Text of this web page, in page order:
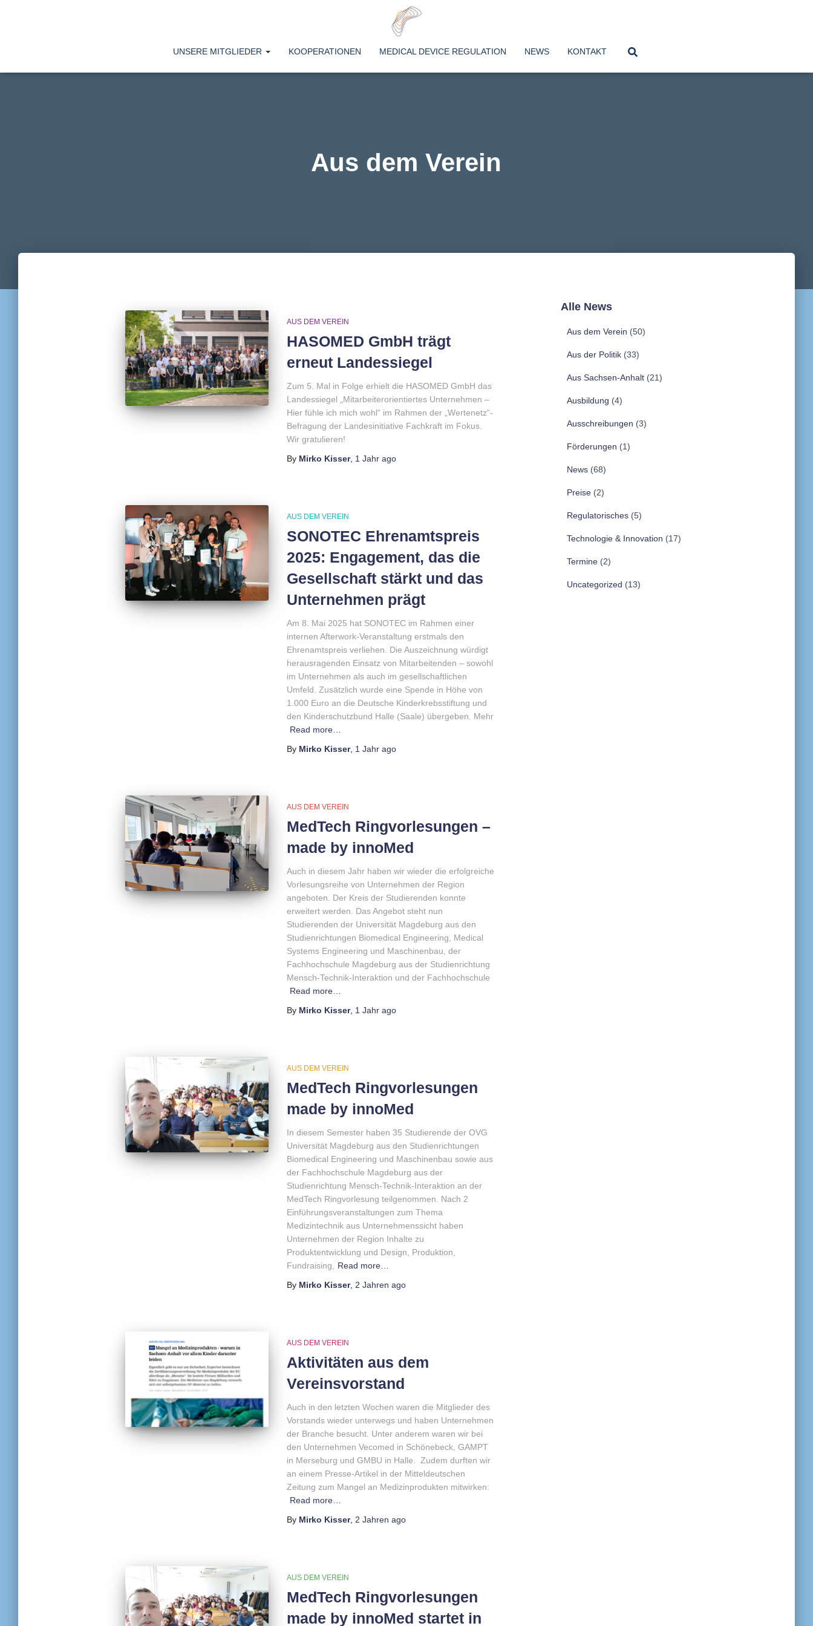
UNSERE MITGLIEDER KOOPERATIONEN MEDICAL DEVICE REGULATION NEWS KONTAKT
Aus dem Verein
AUS DEM VEREIN
HASOMED GmbH trägt
erneut Landessiegel
Zum 5. Mal in Folge erhielt die HASOMED GmbH das
Landessiegel „Mitarbeiterorientiertes Unternehmen –
Hier fühle ich mich wohl“ im Rahmen der „Wertenetz“-
Befragung der Landesinitiative Fachkraft im Fokus.
Wir gratulieren!
By Mirko Kisser, 1 Jahrago
AUS DEM VEREIN
SONOTEC Ehrenamtspreis
2025: Engagement, das die
Gesellschaft stärkt und das
Unternehmen prägt
Am 8. Mai 2025 hat SONOTEC im Rahmen einer
internen Afterwork-Veranstaltung erstmals den
Ehrenamtspreis verliehen. Die Auszeichnung würdigt
herausragenden Einsatz von Mitarbeitenden – sowohl
im Unternehmen als auch im gesellschaftlichen
Umfeld. Zusätzlich wurde eine Spende in Höhe von
1.000 Euro an die Deutsche Kinderkrebsstiftung und
den Kinderschutzbund Halle (Saale) übergeben. Mehr
Read more…
By Mirko Kisser, 1 Jahrago
AUS DEM VEREIN
MedTech Ringvorlesungen –
made by innoMed
Auch in diesem Jahr haben wir wieder die erfolgreiche
Vorlesungsreihe von Unternehmen der Region
angeboten. Der Kreis der Studierenden konnte
erweitert werden. Das Angebot steht nun
Studierenden der Universität Magdeburg aus den
Studienrichtungen Biomedical Engineering, Medical
Systems Engineering und Maschinenbau, der
Fachhochschule Magdeburg aus der Studienrichtung
Mensch-Technik-Interaktion und der Fachhochschule
Read more…
By Mirko Kisser, 1 Jahrago
AUS DEM VEREIN
MedTech Ringvorlesungen
made by innoMed
In diesem Semester haben 35 Studierende der OVG
Universität Magdeburg aus den Studienrichtungen
Biomedical Engineering und Maschinenbau sowie aus
der Fachhochschule Magdeburg aus der
Studienrichtung Mensch-Technik-Interaktion an der
MedTech Ringvorlesung teilgenommen. Nach 2
Einführungsveranstaltungen zum Thema
Medizintechnik aus Unternehmenssicht haben
Unternehmen der Region Inhalte zu
Produktentwicklung und Design, Produktion,
Fundraising,
Read more…
By Mirko Kisser, 2 Jahren ago
AUS DEM VEREIN
Aktivitäten aus dem
Vereinsvorstand
Auch in den letzten Wochen waren die Mitglieder des
Vorstands wieder unterwegs und haben Unternehmen
der Branche besucht. Unter anderem waren wir bei
den Unternehmen Vecomed in Schönebeck, GAMPT
in Merseburg und GMBU in Halle. Zudem durften wir
an einem Presse-Artikel in der Mitteldeutschen
Zeitung zum Mangel an Medizinprodukten mitwirken:
Read more…
By Mirko Kisser, 2 Jahren ago
AUS DEM VEREIN
MedTech Ringvorlesungen
made by innoMed startet in
Alle News
Aus dem Verein (50)
Aus der Politik(33)
Aus Sachsen-Anhalt(21)
Ausbildung (4)
Ausschreibungen (3)
Förderungen (1)
News(68)
Preise(2)
Regulatorisches(5)
Technologie & Innovation (17)
Termine(2)
Uncategorized (13)